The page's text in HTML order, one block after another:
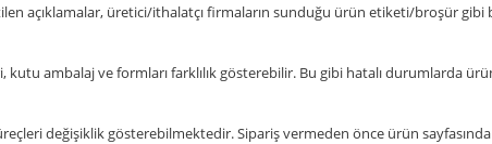
açıklamalar, üretici/ithalatçı firmaların sunduğu ürün etiketi/broşür
ambalaj ve formları farklılık gösterebilir. Bu gibi hatalı durumlarda
değişiklik gösterebilmektedir. Sipariş vermeden önce ürün